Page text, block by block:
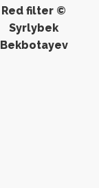
Red filter ©
Syrlybek
Bekbotayev